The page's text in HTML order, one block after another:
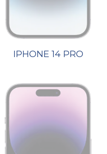
IPHONE 14 PRO